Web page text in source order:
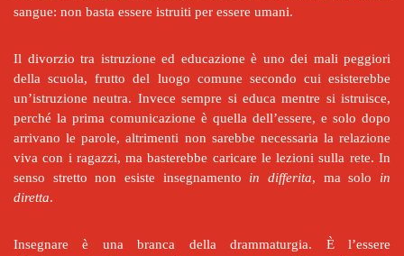
sangue: non basta essere istruiti per essere umani.
Il divorzio tra istruzione ed educazione è uno dei mali peggiori
della scuola, frutto del luogo comune secondo cui esisterebbe
un’istruzione neutra. Invece sempre si educa mentre si istruisce,
perché la prima comunicazione è quella dell’essere, e solo dopo
arrivano le parole, altrimenti non sarebbe necessaria la relazione
viva con i ragazzi, ma basterebbe caricare le lezioni sulla rete. In
senso stretto non esiste insegnamento in differita, ma solo in
diretta.
Insegnare è una branca della drammaturgia. È l’essere